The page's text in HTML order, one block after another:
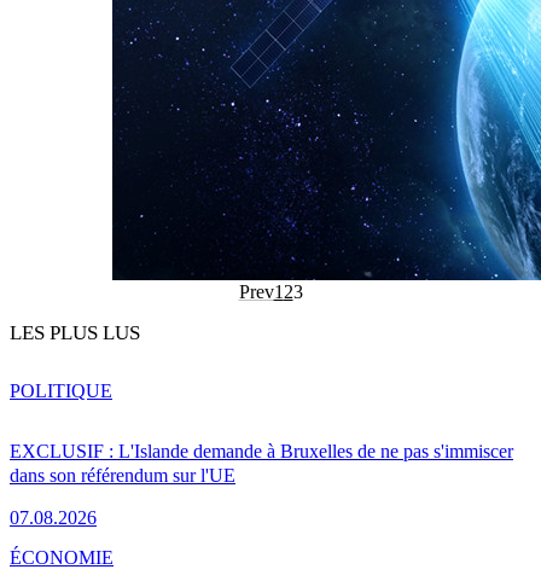
Prev1 23
LES PLUS LUS
EXCLUSIF : L'Islande demande à Bruxelles de ne pas s'immiscer
dans son référendum sur l'UE
07.08.2026
POLITIQUE
ÉCONOMIE